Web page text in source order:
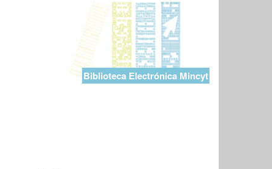
Biblioteca Electrónica Mincyt